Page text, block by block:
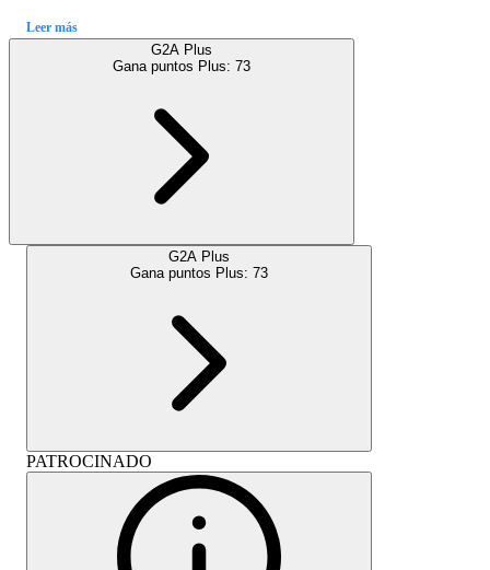
Leer más
G2A Plus
Gana puntos Plus: 73
G2A Plus
Gana puntos Plus: 73
PATROCINADO